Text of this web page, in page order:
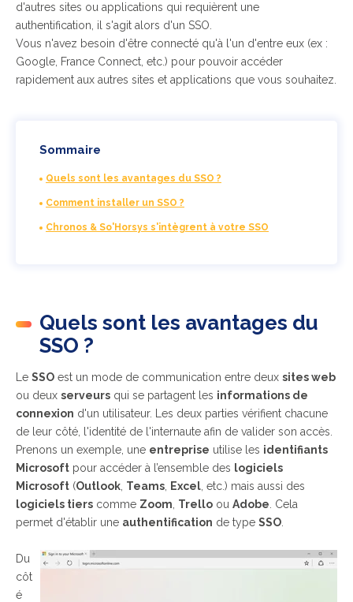
d'autres sites ou applications qui requièrent une
authentification, il s'agit alors d'un SSO.
Vous n'avez besoin d'être connecté qu'à l'un d'entre eux (ex :
Google, France Connect, etc.) pour pouvoir accéder
rapidement aux autres sites et applications que vous souhaitez.
Sommaire
Quels sont les avantages du SSO ?
Comment installer un SSO ?
Chronos & So'Horsys s'intègrent à votre SSO
Quels sont les avantages du
SSO ?
Le SSO est un mode de communication entre deux sites web
ou deux serveurs qui se partagent les informations de
connexion d'un utilisateur. Les deux parties vérifient chacune
de leur côté, l'identité de l'internaute afin de valider son accès.
Prenons un exemple, une entreprise utilise les identifiants
Microsoft pour accéder à l’ensemble des logiciels
Microsoft (Outlook Teams Excel , etc.) mais aussi des
logiciels tiers comme Zoom Trello ou Adobe . Cela
permet d'établir une authentification de type SSO
Du
côt
é